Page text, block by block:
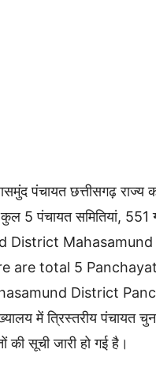
पंचायत छत्तीसगढ़ राज्य
कुल 5 पंचायत समितियां,
District
are total 5
District
में त्रिस्तरीय पंचायत
की सूची जारी हो गई है।